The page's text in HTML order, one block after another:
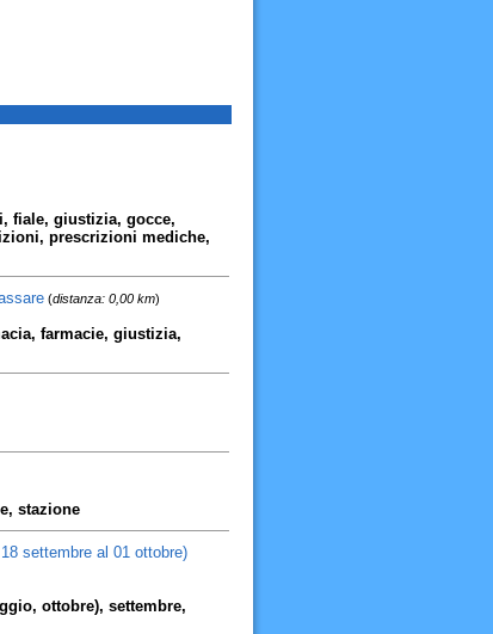
fiale, giustizia, gocce,
prescrizioni mediche,
(distanza: 0,00 km)
farmacie, giustizia,
stazione
settembre al 01 ottobre)
ottobre), settembre,